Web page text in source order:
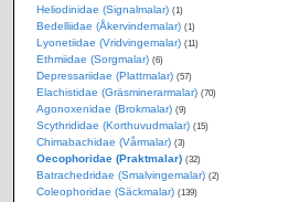
Heliodinidae (Signalmalar) (1)
Bedelliidae (Åkervindemalar) (1)
Lyonetiidae (Vridvingemalar) (11)
Ethmiidae (Sorgmalar) (6)
Depressariidae (Plattmalar) (57)
Elachistidae (Gräsminerarmalar) (70)
Agonoxenidae (Brokmalar) (9)
Scythrididae (Korthuvudmalar) (15)
Chimabachidae (Vårmalar) (3)
Oecophoridae (Praktmalar) (32)
Batrachedridae (Smalvingemalar) (2)
Coleophoridae (Säckmalar) (139)